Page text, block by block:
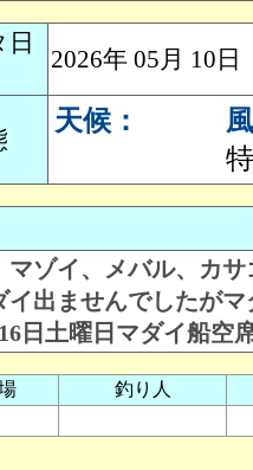
2026年 05月 10
天候：
マゾイ、メバル、カ
イ出ませんでしたが
日土曜日マダイ船空
釣り人